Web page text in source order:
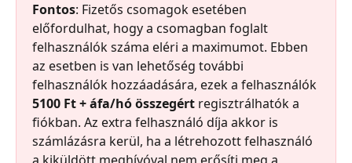
Fontos: Fizetős csomagok esetében
előfordulhat, hogy a csomagban foglalt
felhasználók száma eléri a maximumot. Ebben
az esetben is van lehetőség további
felhasználók hozzáadására, ezek a felhasználók
5100 Ft + áfa/hó összegért regisztrálhatók a
fiókban. Az extra felhasználó díja akkor is
számlázásra kerül, ha a létrehozott felhasználó